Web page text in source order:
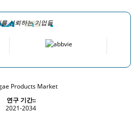
신뢰하는 기업들
연구 기간::
2021-2034